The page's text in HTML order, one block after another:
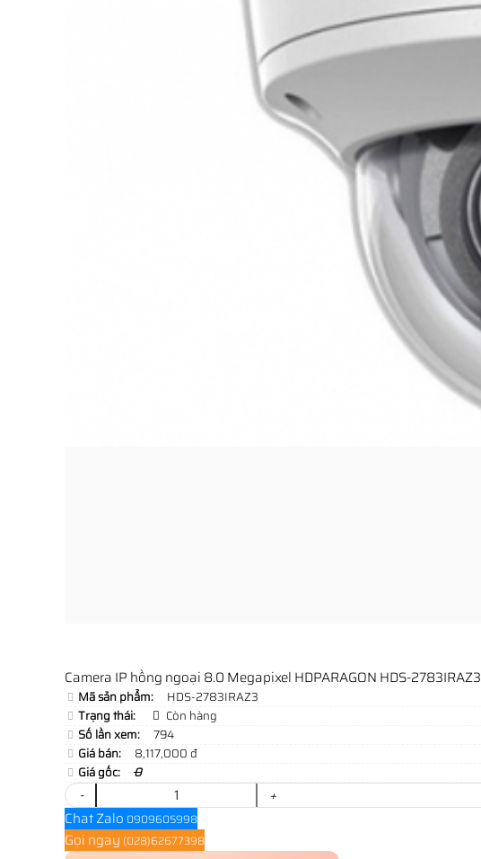
Camera IP hồng ngoại 8.0 Megapixel HDPARAGON HDS-2783IRAZ3
Mã sản phẩm:
HDS-2783IRAZ3
Trạng thái:
Còn hàng
Số lần xem:
794
Giá bán:
8,117,000 đ
Giá gốc:
0
-
+
Chat Zalo 0909605998
Gọi ngay (028)62677398